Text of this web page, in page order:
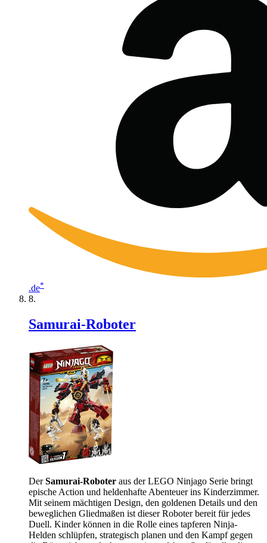
.de*
Samurai-Roboter
DerSamurai-Roboter aus der LEGO Ninjago Serie bringt
epische Action und heldenhafte Abenteuer ins Kinderzimmer.
Mit seinem mächtigen Design, den goldenen Details und den
beweglichen Gliedmaßen ist dieser Roboter bereit für jedes
Duell. Kinder können in die Rolle eines tapferen Ninja-
Helden schlüpfen, strategisch planen und den Kampf gegen